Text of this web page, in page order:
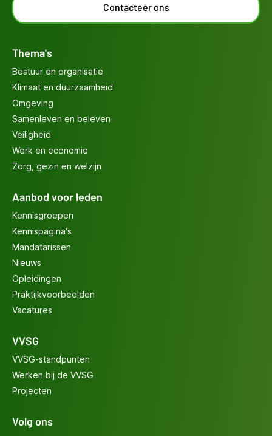
Contacteer ons
Thema's
Bestuur en organisatie
Klimaat en duurzaamheid
Omgeving
Samenleven en beleven
Veiligheid
Werk en economie
Zorg, gezin en welzijn
Aanbod voor leden
Kennisgroepen
Kennispagina's
Mandatarissen
Nieuws
Opleidingen
Praktijkvoorbeelden
Vacatures
VVSG
VVSG-standpunten
Werken bij de VVSG
Projecten
Volg ons